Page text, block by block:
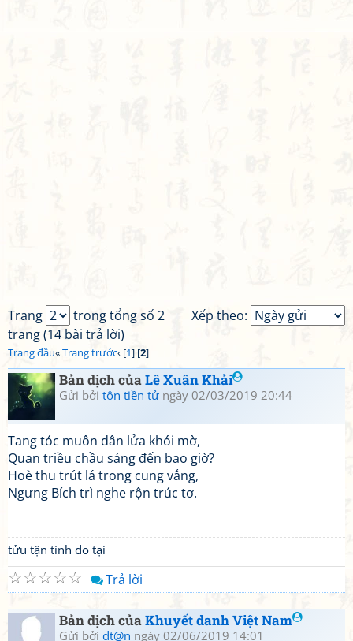
Xếp theo:
Trang
trong tổng số 2
trang (14 bài trả lời)
Trang đầu«Trang trước‹ [1] [2]
Bản dịch củaLê Xuân Khải
Gửi bởi tôn tiền tửngày 02/03/2019 20:44
Tang tóc muôn dân lửa khói mờ,
Quan triều chầu sáng đến bao giờ?
Hoè thu trút lá trong cung vắng,
Ngưng Bích trì nghe rộn trúc tơ.
tửu tận tình do tại
☆
☆
☆
☆
☆ Trả lời
Bản dịch củaKhuyết danh Việt Nam
Gửi bởi dt@n ngày 02/06/2019 14:01